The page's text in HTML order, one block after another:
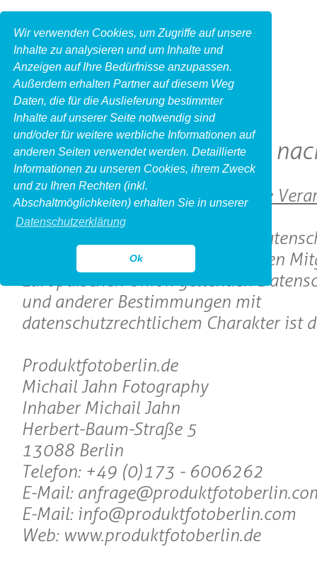
Wir verwenden Cookies, um Zugriffe auf unsere
Inhalte zu analysieren und um Inhalte und
Anzeigen auf Ihre Bedürfnisse anzupassen.
Außerdem erhalten Partner auf diesem Weg
Daten, die für die Auslieferung bestimmter
Inhalte auf unserer Seite notwendig sind
und/oder für weitere werbliche Informationen auf
anderen Seiten verwendet werden. Detaillierte
Informationen zu unseren Cookies, ihrem Zweck
und zu Ihren Rechten (inkl.
Abschaltmöglichkeiten) erhalten Sie in unserer
Datenschutzerklärung
Ok
Datenschutzhinweise
1. Name und Anschrift des für die
Verantwortlichen
Verantwortlicher im Sinne der
Grundverordnung, sonstiger in den
Europäischen Union geltenden
und anderer Bestimmungen mit
datenschutzrechtlichem Charakter ist
Produktfotoberlin.de
Michail Jahn Fotography
Inhaber Michail Jahn
Herbert-Baum-Straße 5
13088 Berlin
Telefon: +49 (0)173 - 6006262
E-Mail:
E-Mail: info@produktfotoberlin.com
Web: www.produktfotoberlin.de